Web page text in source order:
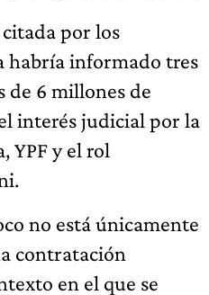
por los
habría informado tres
de 6 millones de
interés judicial por la
YPF y el rol
no está únicamente
contratación
en el que se